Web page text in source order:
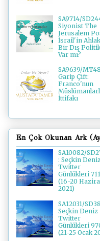
SA9714/
Siyonist The
Jerusalem
İsrail'in
Bir Dış
Var mı?
SA9639/
Garip Çift:
Franco'nun
İttifakı
En Çok Okunan Ark
SA10082/
: Seçkin
Twitter
Günlükleri 711
(16-20
2021)
SA12031/
Seçkin Deniz
Twitter
Günlükleri
(21-25 Ocak